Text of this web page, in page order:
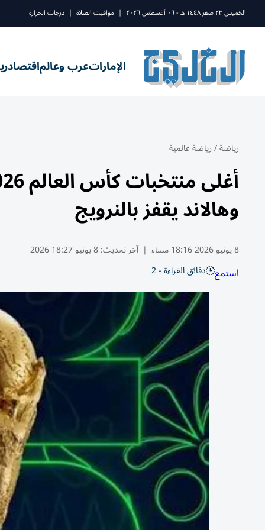
الخميس ٢٣ صفر ١٤٤٨ ه - ٠٦ أغسطس ٢٠٢٦ | مواقيت الصلاة | درجات الحرارة
الإماراتعرب وعالماقتصاد
رياضة/رياضة عالمية
وهالاند يقفز بالنرويج
8 يونيو 2026 18:16 مساء | آخر تحديث:8 يونيو 18:27 2026
استمع دقائق القراءة - 2